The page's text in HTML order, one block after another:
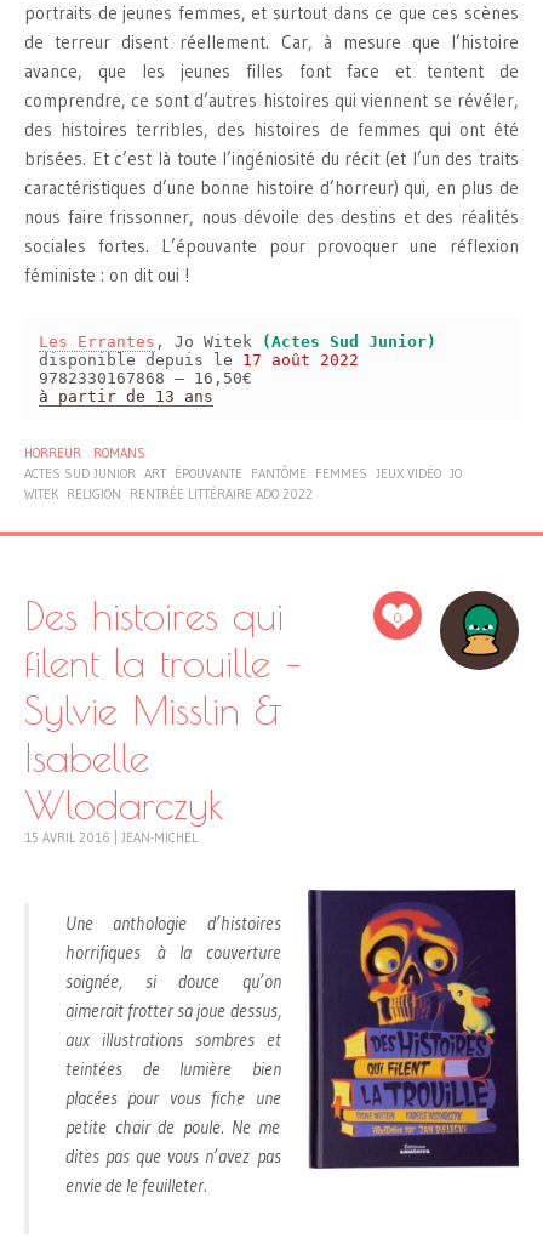
portraits de jeunes femmes, et surtout dans ce que ces scènes
de terreur disent réellement. Car, à mesure que l’histoire
avance, que les jeunes filles font face et tentent de
comprendre, ce sont d’autres histoires qui viennent se révéler,
des histoires terribles, des histoires de femmes qui ont été
brisées. Et c’est là toute l’ingéniosité du récit (et l’un des traits
caractéristiques d’une bonne histoire d’horreur) qui, en plus de
nous faire frissonner, nous dévoile des destins et des réalités
sociales fortes. L’épouvante pour provoquer une réflexion
féministe : on dit oui !
Les Errantes , Jo Witek
(Actes Sud Junior)
disponible depuis le 17 août 2022
9782330167868 – 16,50€
à partir de 13 ans
HORREUR
ROMANS
ACTES SUD JUNIOR ART ÉPOUVANTE FANTÔME FEMMES JEUX VIDÉO JO
WITEK RELIGION RENTRÉE LITTÉRAIRE ADO 2022
0
Des histoires qui
filent la trouille –
Sylvie Misslin &
Isabelle
Wlodarczyk
15 AVRIL 2016 JEAN-MICHEL
Une anthologie d’histoires
horrifiques à la couverture
soignée, si douce qu’on
aimerait frotter sa joue dessus,
aux illustrations sombres et
teintées de lumière bien
placées pour vous fiche une
petite chair de poule. Ne me
dites pas que vous n’avez pas
envie de le feuilleter.